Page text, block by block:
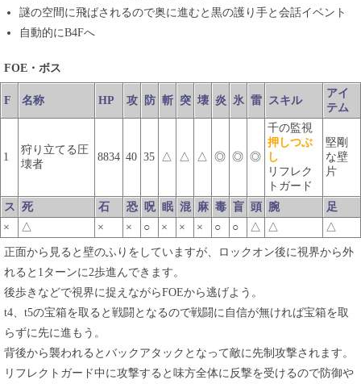
謎の空間に飛ばされるので奥に進むと黒の護り手と会話イベント
自動的にB4Fへ
FOE・ボス
F 名称 HP 攻 防 斬 突 壊 炎 氷 雷 スキル
アイ
テム
1
狩り立てる圧
壊者
8834 40 35 △ △ △ ◎ ◎ ◎
千の監視
押しつぶ
し
リフレク
トガード
堅剛
な壁
片
ス 死 石 恐 呪 眠 混 麻 毒 盲 頭 腕
足
×
△ × × ○ × × × ○ ○ △ △ △
正面から見ると壁のふりをしていますが、ロックオン後に視界から外
れると1ターンに2歩進んできます。
後歩きなどで視界に捉えながらFOEから逃げよう。
t4、t5の宝箱を取ると戦闘となるので戦闘に自信が無ければ宝箱を取
らずに先に進もう。
背後から襲われるとバックアタックとなって敵に先制攻撃されます。
リフレクトガード中に攻撃すると味方全体に反撃を受けるので防御や